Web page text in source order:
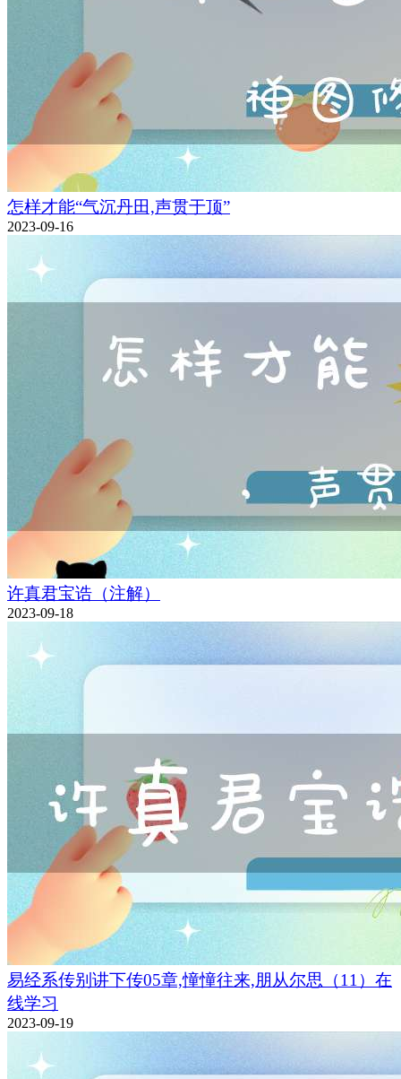
怎样才能“气沉丹田,声贯于顶”
2023-09-16
许真君宝诰（注解）
2023-09-18
易经系传别讲下传05章,憧憧往来,朋从尔思（11）在
线学习
2023-09-19